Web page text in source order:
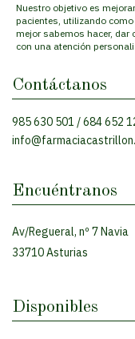
Nuestro objetivo es
pacientes, utilizando
mejor sabemos hacer, dar
con una atención
Contáctanos
985 630 501 /684 652
Encuéntranos
Av/Regueral, nº 7 Navia
33710 Asturias
Disponibles